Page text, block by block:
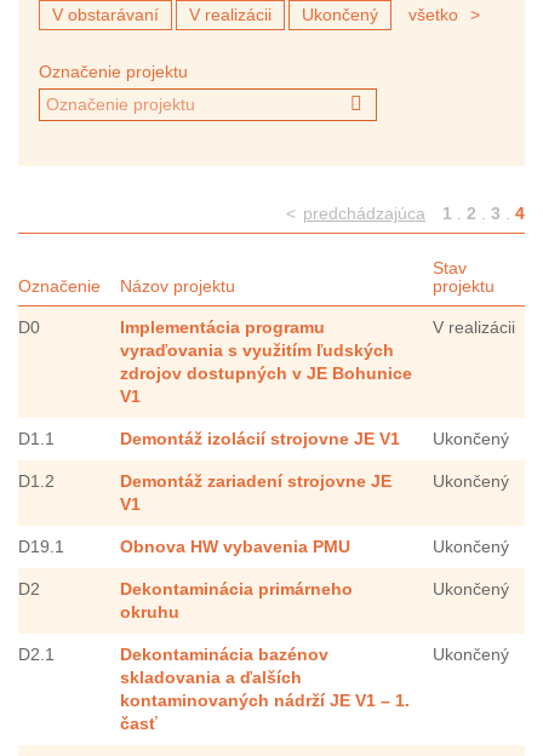
V obstarávaní
V realizácii Ukončený všetko >
Označenie projektu
< predchádzajúca 1 2 3 4
Označenie Názov projektu
Stav
projektu
D0
Implementácia programu
vyraďovania s využitím ľudských
zdrojov dostupných v JE Bohunice
V1
V realizácii
D1.1 Demontáž izolácií strojovne JE V1 Ukončený
D1.2
Demontáž zariadení strojovne JE
V1
Ukončený
D19.1 Obnova HW vybavenia PMU Ukončený
D2
Dekontaminácia primárneho
okruhu
Ukončený
D2.1
Dekontaminácia bazénov
skladovania a ďalších
kontaminovaných nádrží JE V1 – 1.
časť
Ukončený